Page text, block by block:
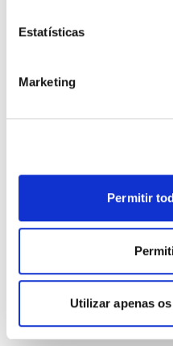
Estatísticas
Marketing
Permitir
Utilizar apenas